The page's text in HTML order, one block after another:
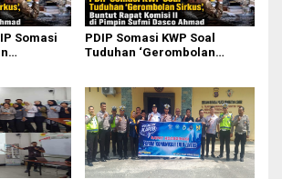
Somasi
PDIP Somasi KWP Soal
Tuduhan ‘Gerombolan
Ahmad